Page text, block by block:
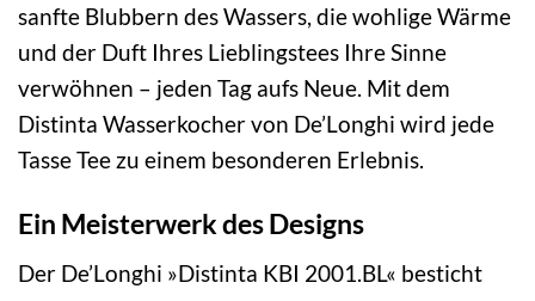
sanfte Blubbern des Wassers, die wohlige Wärme
und der Duft Ihres Lieblingstees Ihre Sinne
verwöhnen – jeden Tag aufs Neue. Mit dem
Distinta Wasserkocher von De’Longhi wird jede
Tasse Tee zu einem besonderen Erlebnis.
Ein Meisterwerk des Designs
Der De’Longhi »Distinta KBI 2001.BL« besticht